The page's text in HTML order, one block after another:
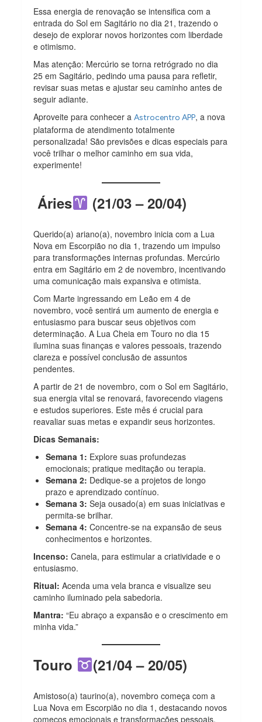
Essa energia de renovação se intensifica com a
entrada do Sol em Sagitário no dia 21, trazendo o
desejo de explorar novos horizontes com liberdade
e otimismo.
Mas atenção: Mercúrio se torna retrógrado no dia
25 em Sagitário, pedindo uma pausa para refletir,
revisar suas metas e ajustar seu caminho antes de
seguir adiante.
Aproveite para conhecer aAstrocentro APP, a nova
plataforma de atendimento totalmente
personalizada! São previsões e dicas especiais para
você trilhar o melhor caminho em sua vida,
experimente!
Áries (21/03 – 20/04)
Querido(a) ariano(a), novembro inicia com a Lua
Nova em Escorpião no dia 1, trazendo um impulso
para transformações internas profundas. Mercúrio
entra em Sagitário em 2 de novembro, incentivando
uma comunicação mais expansiva e otimista.
Com Marte ingressando em Leão em 4 de
novembro, você sentirá um aumento de energia e
entusiasmo para buscar seus objetivos com
determinação. A Lua Cheia em Touro no dia 15
ilumina suas finanças e valores pessoais, trazendo
clareza e possível conclusão de assuntos
pendentes.
A partir de 21 de novembro, com o Sol em Sagitário,
sua energia vital se renovará, favorecendo viagens
e estudos superiores. Este mês é crucial para
reavaliar suas metas e expandir seus horizontes.
Dicas Semanais:
Semana 1: Explore suas profundezas
emocionais; pratique meditação ou terapia.
Semana 2: Dedique-se a projetos de longo
prazo e aprendizado contínuo.
Semana 3: Seja ousado(a) em suas iniciativas e
permita-se brilhar.
Semana 4: Concentre-se na expansão de seus
conhecimentos e horizontes.
Incenso: Canela, para estimular a criatividade e o
entusiasmo.
Ritual: Acenda uma vela branca e visualize seu
caminho iluminado pela sabedoria.
Mantra: “Eu abraço a expansão e o crescimento em
minha vida.”
Touro (21/04 – 20/05)
Amistoso(a) taurino(a), novembro começa com a
Lua Nova em Escorpião no dia 1, destacando novos
começos emocionais e transformações pessoais.